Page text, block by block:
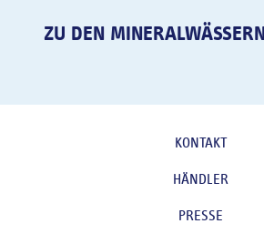
ZU DEN MINERALWÄSSERN
KONTAKT
HÄNDLER
PRESSE